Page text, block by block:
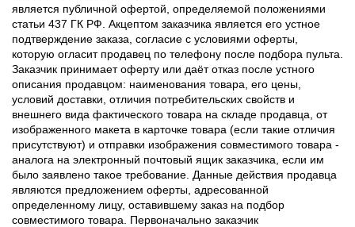
является публичной офертой, определяемой положениями
статьи 437 ГК РФ. Акцептом заказчика является его устное
подтверждение заказа, согласие с условиями оферты,
которую огласит продавец по телефону после подбора пульта.
Заказчик принимает оферту или даёт отказ после устного
описания продавцом: наименования товара, его цены,
условий доставки, отличия потребительских свойств и
внешнего вида фактического товара на складе продавца, от
изображенного макета в карточке товара (если такие отличия
присутствуют) и отправки изображения совместимого товара -
аналога на электронный почтовый ящик заказчика, если им
было заявлено такое требование. Данные действия продавца
являются предложением оферты, адресованной
определенному лицу, оставившему заказ на подбор
совместимого товара. Первоначально заказчик